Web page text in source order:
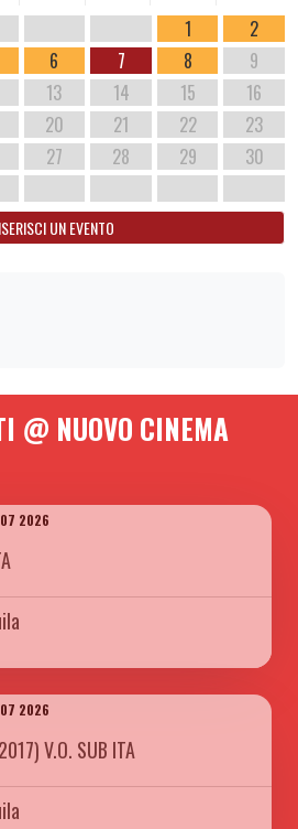
1
2
6 7 8
9
13 14 15
16
20 21 22
23
27 28 29
30
UN EVENTO
@ NUOVO CINEMA
2026
2026
V.O. SUB ITA